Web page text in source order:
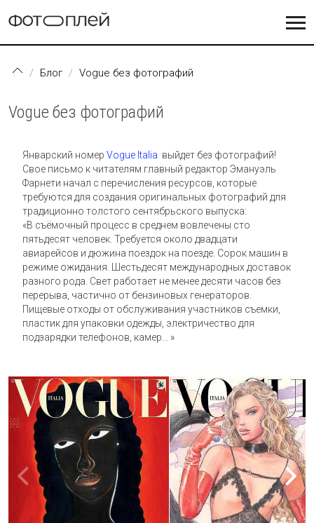
Блог Vogue без фотографий
Vogue без фотографий
Январский номер Vogue Italia выйдет без фотографий!
Свое письмо к читателям главный редактор Эмануэль
Фарнети начал с перечисления ресурсов, которые
требуются для создания оригинальных фотографий для
традиционно толстого сентябрьского выпуска:
«В съёмочный процесс в среднем вовлечены сто
пятьдесят человек. Требуется около двадцати
авиарейсов и дюжина поездок на поезде. Сорок машин в
режиме ожидания. Шестьдесят международных доставок
разного рода. Свет работает не менее десяти часов без
перерыва, частично от бензиновых генераторов.
Пищевые отходы от обслуживания участников съемки,
пластик для упаковки одежды, электричество для
подзарядки телефонов, камер… »